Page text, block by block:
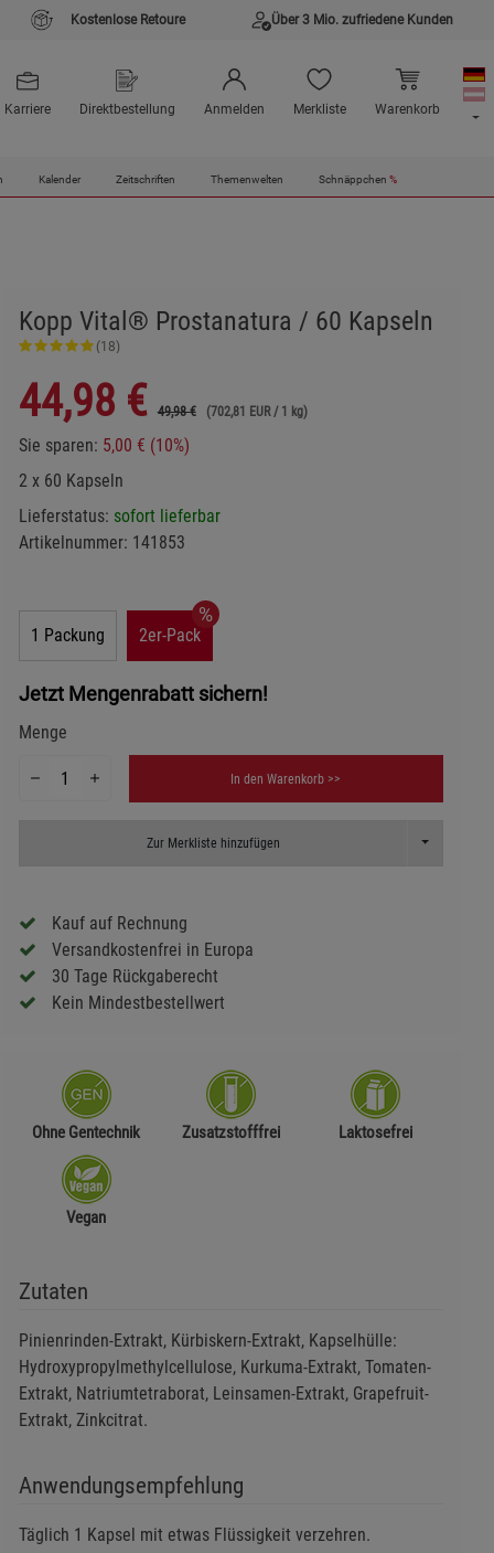
Kostenlose Retoure Über 3 Mio. zufriedene Kunden
Karriere Direktbestellung Anmelden Merkliste Warenkorb
Kalender Zeitschriften Themenwelten Schnäppchen %
Kopp Vital® Prostanatura / 60 Kapseln
(18)
44,98 € 49,98 € (702,81 EUR / 1 kg)
Sie sparen: 5,00 € (10%)
2 x 60 Kapseln
Lieferstatus: sofort lieferbar
Artikelnummer: 141853
1 Packung 2er-Pack
Jetzt Mengenrabatt sichern!
Menge
In den Warenkorb >>
Zur Merkliste hinzufügen Toggle
Kauf auf Rechnung
Versandkostenfrei in Europa
30 Tage Rückgaberecht
Kein Mindestbestellwert
Ohne Gentechnik Zusatzstofffrei Laktosefrei
Vegan
Zutaten
Pinienrinden-Extrakt, Kürbiskern-Extrakt, Kapselhülle:
Hydroxypropylmethylcellulose, Kurkuma-Extrakt, Tomaten-
Extrakt, Natriumtetraborat, Leinsamen-Extrakt, Grapefruit-
Extrakt, Zinkcitrat.
Anwendungsempfehlung
Täglich 1 Kapsel mit etwas Flüssigkeit verzehren.